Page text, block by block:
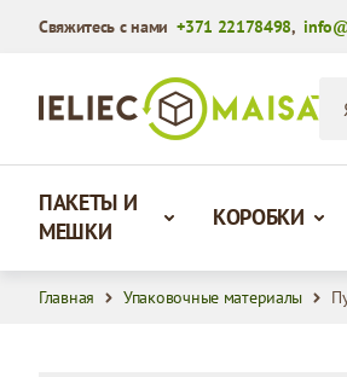
Свяжитесь с нами+371 22178498,
ПАКЕТЫ И
МЕШКИ
КОРОБКИ
Главная Упаковочные материалы